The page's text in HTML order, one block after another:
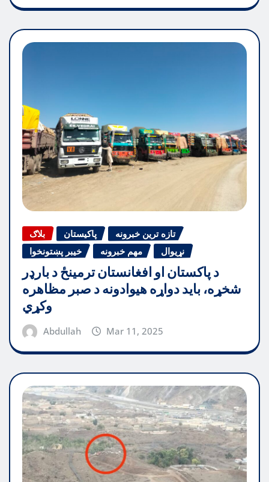
بلاګ پاکیستان
تازه ترین خبرونه
خیبر پښتونخوا
مهم خبرونه نړیوال
د پاکستان او افغانستان ترمینځ د بارډر
شخړه، باید دواړه هیوادونه د صبر مظاهره
وکړي
Abdullah Mar 11, 2025